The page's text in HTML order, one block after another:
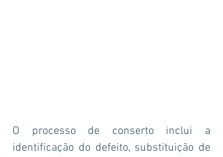
O processo de conserto inclui a
identificação do defeito, substituição de